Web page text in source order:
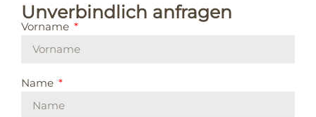
Unverbindlich anfragen
Vorname
Name